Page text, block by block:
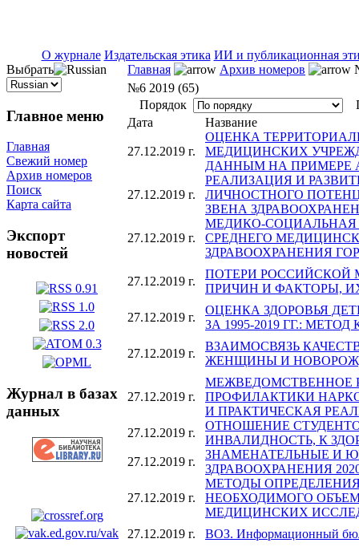
О журнале Издательская этика ИИ и публикационная
Выбрать
Главное меню
Главная
Свежий номер
Архив номеров
Поиск
Карта сайта
Экспорт
новостей
Журнал в базах
данных
Главная Архив номеров
№6 2019 (65)
Порядок
Дата
Название
27.12.2019 г.
ОЦЕНКА
МЕДИЦИНСКИХ
ДАННЫМ НА ПРИМЕРЕ
27.12.2019 г.
РЕАЛИЗАЦИЯ И
ЛИЧНОСТНОГО
ЗВЕНА
27.12.2019 г.
МЕДИКО-СОЦИАЛЬНАЯ
СРЕДНЕГО
ЗДРАВООХРАНЕНИЯ
27.12.2019 г.
ПОТЕРИ
ПРИЧИН И ФАКТОРЫ,
27.12.2019 г.
ОЦЕНКА ЗДОРОВЬЯ
ЗА 1995-2019 ГГ.:
27.12.2019 г.
ВЗАИМОСВЯЗЬ
ЖЕНЩИНЫ И
27.12.2019 г.
МЕЖВЕДОМСТВЕННОЕ
ПРОФИЛАКТИКИ
И ПРАКТИЧЕСКАЯ
27.12.2019 г.
ОТНОШЕНИЕ
ИНВАЛИДНОСТЬ, К
27.12.2019 г.
ЗНАМЕНАТЕЛЬНЫЕ И
ЗДРАВООХРАНЕНИЯ
27.12.2019 г.
МЕТОДЫ
НЕОБХОДИМОГО
МЕДИЦИНСКИХ
27.12.2019 г.
ВОЗ. Информационный